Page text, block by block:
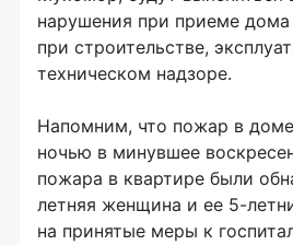
нарушения при приеме дома
при строительстве,
техническом надзоре.
Напомним, что пожар в доме
ночью в минувшее
пожара в квартире были
летняя женщина и ее 5-
на принятые меры к